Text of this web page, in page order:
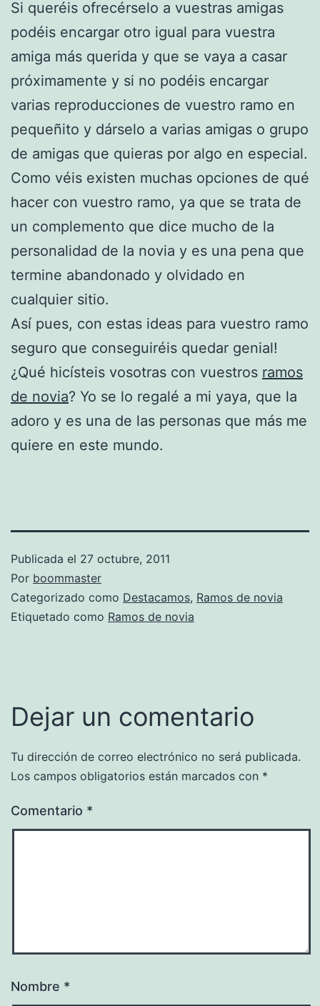
Si queréis ofrecérselo a vuestras amigas
podéis encargar otro igual para vuestra
amiga más querida y que se vaya a casar
próximamente y si no podéis encargar
varias reproducciones de vuestro ramo en
pequeñito y dárselo a varias amigas o grupo
de amigas que quieras por algo en especial.
Como véis existen muchas opciones de qué
hacer con vuestro ramo, ya que se trata de
un complemento que dice mucho de la
personalidad de la novia y es una pena que
termine abandonado y olvidado en
cualquier sitio.
Así pues, con estas ideas para vuestro ramo
seguro que conseguiréis quedar genial!
¿Qué hicísteis vosotras con vuestros ramos
de novia? Yo se lo regalé a mi yaya, que la
adoro y es una de las personas que más me
quiere en este mundo.
Publicada el 27 octubre, 2011
Por boommaster
Categorizado como Destacamos, Ramos de novia
Etiquetado como Ramos de novia
Dejar un comentario
Tu dirección de correo electrónico no será publicada.
Los campos obligatorios están marcados con *
Comentario *
Nombre *